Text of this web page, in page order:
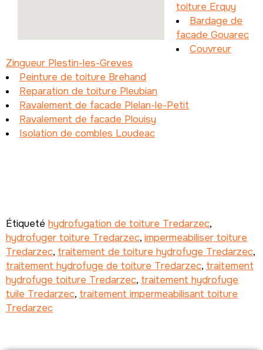
toiture Erquy
Bardage de
facade Gouarec
Couvreur
Zingueur Plestin-les-Greves
Peinture de toiture Brehand
Reparation de toiture Pleubian
Ravalement de facade Plelan-le-Petit
Ravalement de facade Plouisy
Isolation de combles Loudeac
Étiqueté hydrofugation de toiture Tredarzec,
hydrofuger toiture Tredarzec, impermeabiliser toiture
Tredarzec, traitement de toiture hydrofuge Tredarzec,
traitement hydrofuge de toiture Tredarzec, traitement
hydrofuge toiture Tredarzec, traitement hydrofuge
tuile Tredarzec, traitement impermeabilisant toiture
Tredarzec